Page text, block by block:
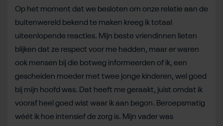
Op het moment dat we besloten om onze relatie aan de
buitenwereld bekend te maken kreeg ik totaal
uiteenlopende reacties. Mijn beste vriendinnen lieten
blijken dat ze respect voor me hadden, maar er waren
ook mensen bij die botweg informeerden of ik, een
gescheiden moeder met twee jonge kinderen, wel goed
bij mijn hoofd was. Dat heeft me geraakt, juist omdat ik
vooraf heel goed wist waar ik aan begon. Beroepsmatig
wéét ik hoe intensief de zorg is. Mijn vader was